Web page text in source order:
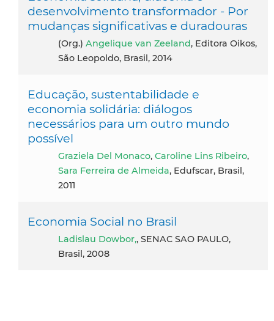
desenvolvimento transformador - Por
mudanças significativas e duradouras
(org.) Angelique van Zeeland, Editora Oikos,
São Leopoldo, Brasil, 2014
Educação, sustentabilidade e
economia solidária: diálogos
necessários para um outro mundo
possível
Graziela Del Monaco, Caroline Lins Ribeiro,
Sara Ferreira de Almeida, Edufscar, Brasil,
2011
Economia Social no Brasil
Ladislau Dowbor,, SENAC SAO PAULO,
Brasil, 2008